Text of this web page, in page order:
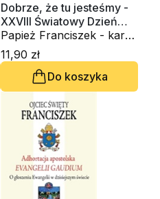
Dobrze, że tu jesteśmy -
XXVIII Światowy Dzień
Młodzieży, Rio de Janeiro
22-29 lipiec 2013
Papież Franciszek - kard.
Jorge Mario Bergoglio
11,90 zł
Do koszyka